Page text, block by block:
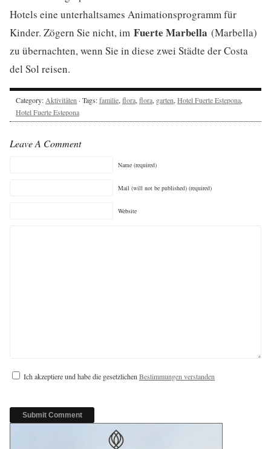
Hotels eine unterhaltsames Animationsprogramm für
Kinder. Zögern Sie nicht, im Fuerte Marbella (Marbella)
zu übernachten, wenn Sie in diese zwei Städte der Costa
del Sol reisen.
Category: Aktivitäten · Tags:familie, flora, flora, garten, Hotel Fuerte Estepona,
Hotel Fuerte Estepona
Leave A Comment
Name (required)
Mail (will not be published) (required)
Website
Ich akzeptiere und habe die gesetzlichen Bestimmungen verstanden